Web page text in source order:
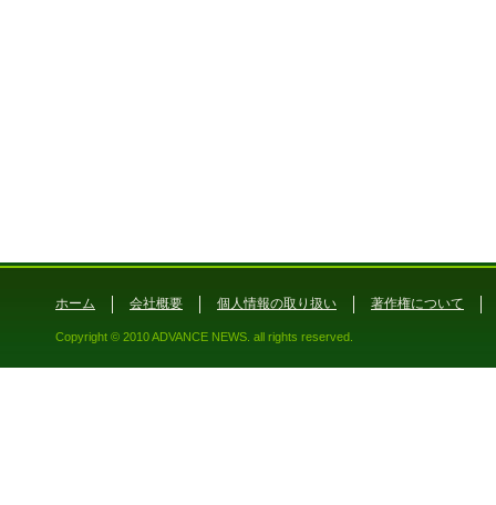
ホーム 会社概要 個人情報の取り扱い 著作権について
Copyright © 2010 ADVANCE NEWS. all rights reserved.